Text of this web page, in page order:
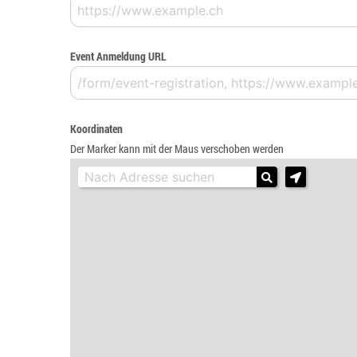
Event Anmeldung URL
Koordinaten
Der Marker kann mit der Maus verschoben werden